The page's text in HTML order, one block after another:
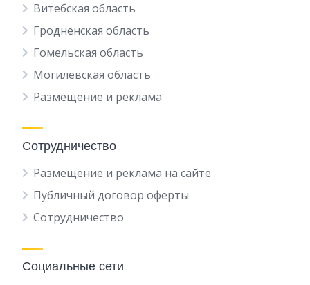
Витебская область
Гродненская область
Гомельская область
Могилевская область
Размещение и реклама
Сотрудничество
Размещение и реклама на сайте
Публичный договор оферты
Сотрудничество
Социальные сети